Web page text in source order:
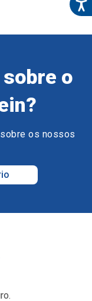
o
os nossos